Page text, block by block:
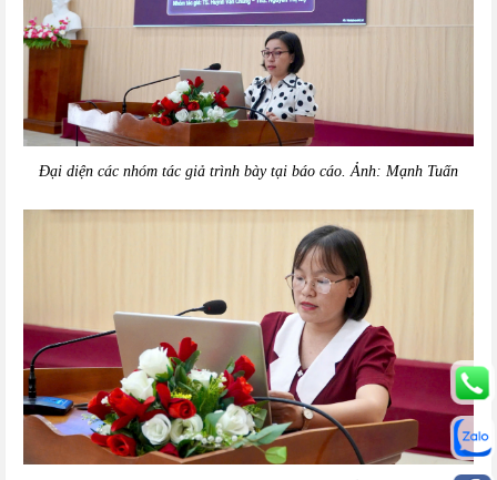
Đại diện các nhóm tác giả trình bày tại báo cáo. Ảnh: Mạnh Tuấn